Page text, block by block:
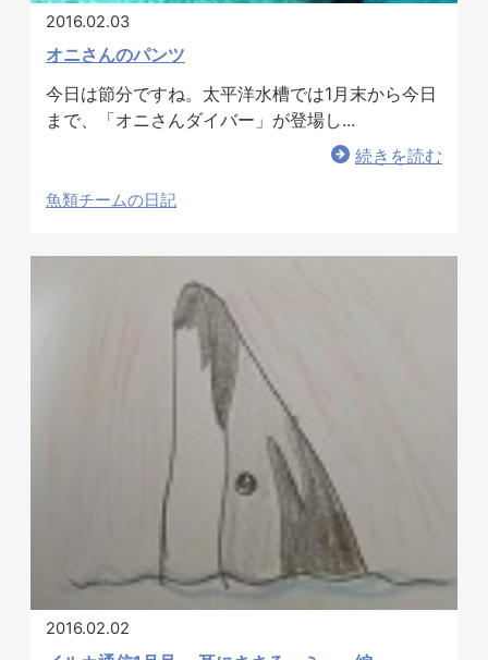
2016.02.03
オニさんのパンツ
今日は節分ですね。太平洋水槽では1月末から今日
まで、「オニさんダイバー」が登場し...
続きを読む
魚類チームの日記
2016.02.02